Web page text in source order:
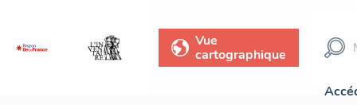
Vue
cartographique